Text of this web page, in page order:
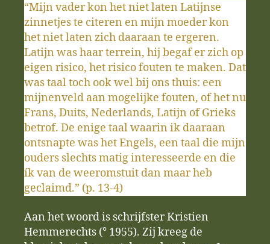
“Mijn vader kon het niet laten Latijnse
zinnetjes te citeren en mijn moeder kon
het niet laten zich daaraan te ergeren.
Latijn was haar terrein, hij begaf er zich op
eigen risico, het risico fouten te maken. Dat
was taal toch ook wel bij ons thuis: een
mijnenveld aan mogelijke fouten, of het nu
Frans, Duits, Nederlands, Latijn of Grieks
betrof. De enige taal waarin ik daaraan
ontsnapte was het Engels, een taal die mijn
ouders slechts matig interesseerde en die
ík van de weeromstuit dan maar heb
geclaimd.” (p. 13-4)
Aan het woord is schrijfster Kristien
Hemmerechts (° 1955). Zij kreeg de